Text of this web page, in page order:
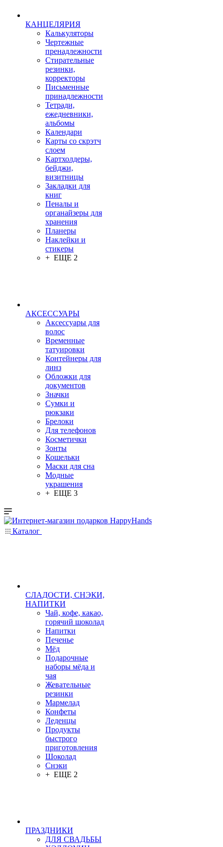
КАНЦЕЛЯРИЯ
Калькуляторы
Чертежные
пренадлежности
Стирательные
резинки,
корректоры
Письменные
принадлежности
Тетради,
ежедневники,
альбомы
Календари
Карты со скрэтч
слоем
Картхолдеры,
бейджи,
визитницы
Закладки для
книг
Пеналы и
органайзеры для
хранения
Планеры
Наклейки и
стикеры
+ ЕЩЕ 2
АКСЕССУАРЫ
Аксессуары для
волос
Временные
татуировки
Контейнеры для
линз
Обложки для
документов
Значки
Сумки и
рюкзаки
Брелоки
Для телефонов
Косметички
Зонты
Кошельки
Маски для сна
Модные
украшения
+ ЕЩЕ 3
Каталог
СЛАДОСТИ, СНЭКИ,
НАПИТКИ
Чай, кофе, какао,
горячий шоколад
Напитки
Печенье
Мёд
Подарочные
наборы мёда и
чая
Жевательные
резинки
Мармелад
Конфеты
Леденцы
Продукты
быстрого
приготовления
Шоколад
Снэки
+ ЕЩЕ 2
ПРАЗДНИКИ
ДЛЯ СВАДЬБЫ